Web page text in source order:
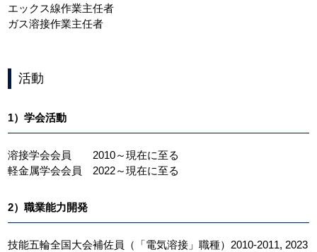
エックス線作業主任者
ガス溶接作業主任者
活動
1）学会活動
溶接学会会員 2010～現在に至る
軽金属学会会員 2022～現在に至る
2）職業能力開発
技能五輪全国大会補佐員（「電気溶接」職種）2010-2011, 2023